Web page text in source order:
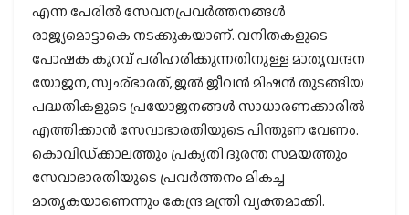
എന്ന പേരില്‍ സേവനപ്രവര്‍ത്തനങ്ങള്‍
രാജ്യമൊട്ടാകെ നടക്കുകയാണ്. വനിതകളുടെ
പോഷക കുറവ് പരിഹരിക്കുന്നതിനുള്ള മാതൃവന്ദന
യോജന, സ്വഛ്ഭാരത്, ജല്‍ ജീവന്‍ മിഷന്‍ തുടങ്ങിയ
പദ്ധതികളുടെ പ്രയോജനങ്ങള്‍ സാധാരണക്കാരില്‍
എത്തിക്കാന്‍ സേവാഭാരതിയുടെ പിന്തുണ വേണം.
കൊവിഡ്ക്കാലത്തും പ്രകൃതി ദുരന്ത സമയത്തും
സേവാഭാരതിയുടെ പ്രവര്‍ത്തനം മികച്ച
മാതൃകയാണെന്നും കേന്ദ്ര മന്ത്രി വ്യക്തമാക്കി.